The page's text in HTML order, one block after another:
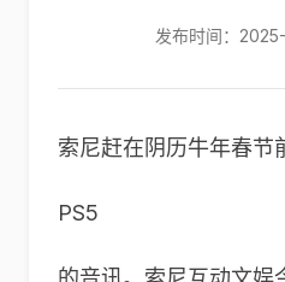
发布时间：2025-
索尼赶在阴历牛年春节
PS5